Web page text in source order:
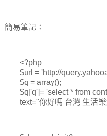
簡易筆記：
<?php
$url = 'http://
$q = array();
$q['q']= 'select * from
text="你好嗎 台灣 生活